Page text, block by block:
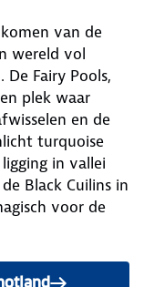
van de
wereld vol
De Fairy Pools,
plek waar
en de
turquoise
in vallei
Black Cuilins in
voor de